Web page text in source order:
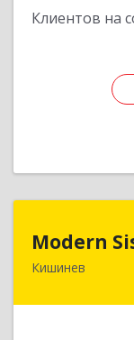
Клиентов на
Modern
Кишинев
МОЛДОВА,